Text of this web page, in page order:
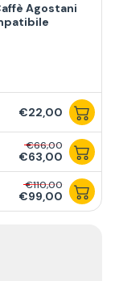
Agostani
€22,00
€66,00
€63,00
€110,00
€99,00